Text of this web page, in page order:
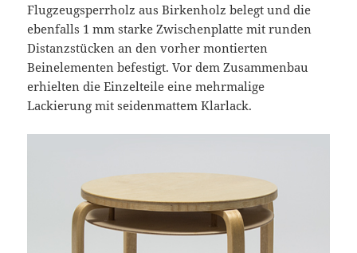
Flugzeugsperrholz aus Birkenholz belegt und die
ebenfalls 1 mm starke Zwischenplatte mit runden
Distanzstücken an den vorher montierten
Beinelementen befestigt. Vor dem Zusammenbau
erhielten die Einzelteile eine mehrmalige
Lackierung mit seidenmattem Klarlack.